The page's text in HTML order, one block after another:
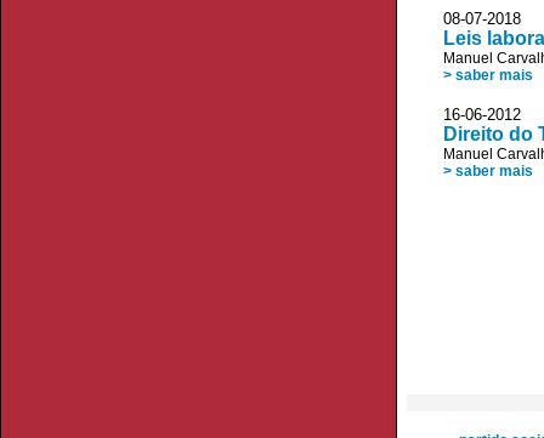
08-07-2018
Leis
Manuel
> saber mais
16-06-2012
Direito do
Manuel
> saber mais